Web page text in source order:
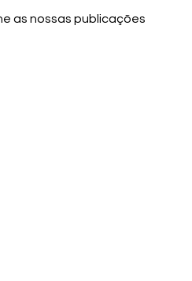
as nossas publicações